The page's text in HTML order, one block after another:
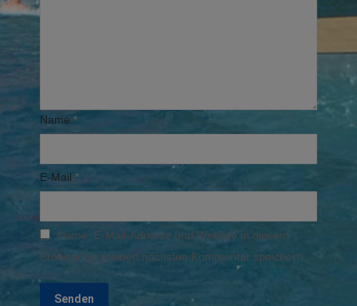
Name *
E-Mail *
Name, E-Mail-Adresse und Website in diesem
Browser für meinen nächsten Kommentar speichern.